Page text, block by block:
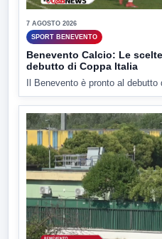
7 AGOSTO 2026
SPORT BENEVENTO
Benevento Calcio: Le
debutto di Coppa Italia
Il Benevento è pronto al